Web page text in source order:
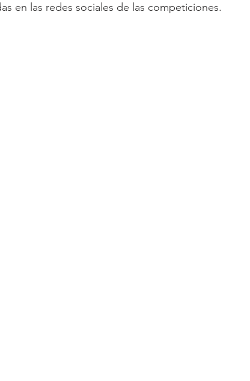
en las redes sociales de las competiciones.